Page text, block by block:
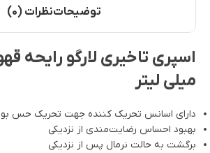
توضیحاتنظرات (0)
میلی لیتر
دارای اسانس تحریک کننده جهت تحریک حس
بهبود احساس رضایت‌مندی از نزدیکی
برگشت به حالت نرمال پس از نزدیکی